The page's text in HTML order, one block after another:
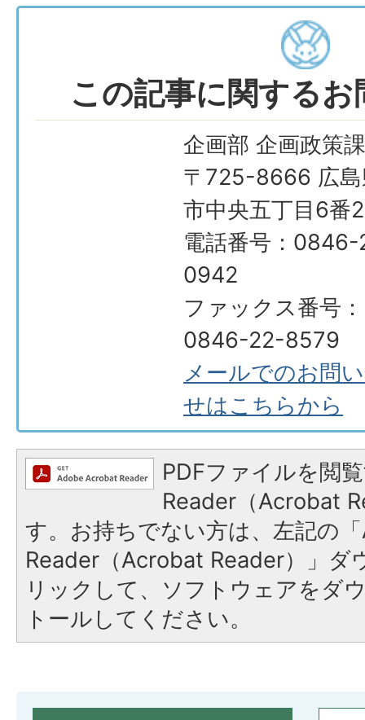
この記事に関する
企画部 企画政策課
〒725-8666 広島
市中央五丁目6番
電話番号：
0942
ファックス番号：
0846-22-8579
メールでのお問
せはこちらから
PDFファイルを閲
Reader（Acrobat
す。お持ちでない方は、左記の
Reader（Acrobat Reader）」ダ
リックして、ソフトウェアをダ
トールしてください。